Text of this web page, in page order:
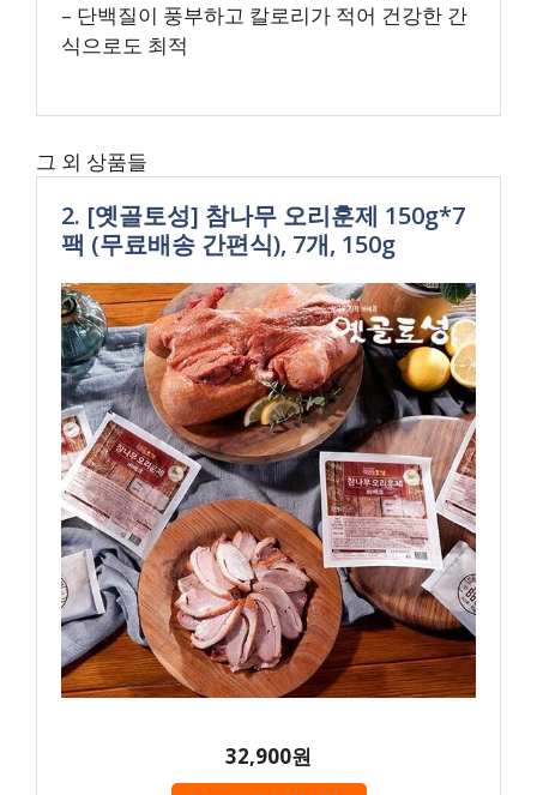
– 단백질이 풍부하고 칼로리가 적어 건강한 간
식으로도 최적
그 외 상품들
2. [옛골토성] 참나무 오리훈제 150g*7
팩 (무료배송 간편식), 7개, 150g
32,900원